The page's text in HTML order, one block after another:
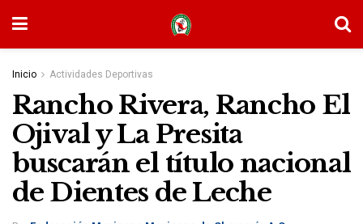
Inicio Actividades Deportivas
Rancho Rivera, Rancho El
Ojival y La Presita
buscarán el título nacional
de Dientes de Leche